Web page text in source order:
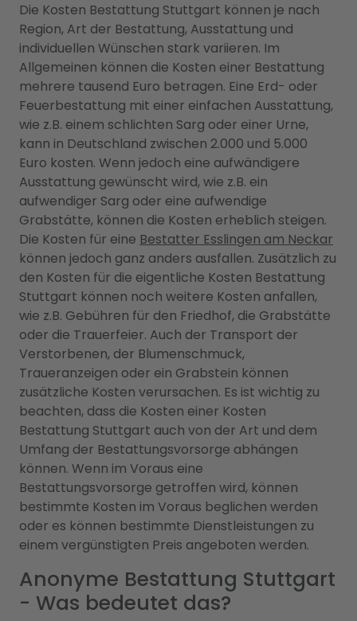
Die Kosten Bestattung Stuttgart können je nach
Region, Art der Bestattung, Ausstattung und
individuellen Wünschen stark variieren. Im
Allgemeinen können die Kosten einer Bestattung
mehrere tausend Euro betragen. Eine Erd- oder
Feuerbestattung mit einer einfachen Ausstattung,
wie z.B. einem schlichten Sarg oder einer Urne,
kann in Deutschland zwischen 2.000 und 5.000
Euro kosten. Wenn jedoch eine aufwändigere
Ausstattung gewünscht wird, wie z.B. ein
aufwendiger Sarg oder eine aufwendige
Grabstätte, können die Kosten erheblich steigen.
Die Kosten für eine Bestatter Esslingen am Neckar
können jedoch ganz anders ausfallen. Zusätzlich zu
den Kosten für die eigentliche Kosten Bestattung
Stuttgart können noch weitere Kosten anfallen,
wie z.B. Gebühren für den Friedhof, die Grabstätte
oder die Trauerfeier. Auch der Transport der
Verstorbenen, der Blumenschmuck,
Traueranzeigen oder ein Grabstein können
zusätzliche Kosten verursachen. Es ist wichtig zu
beachten, dass die Kosten einer Kosten
Bestattung Stuttgart auch von der Art und dem
Umfang der Bestattungsvorsorge abhängen
können. Wenn im Voraus eine
Bestattungsvorsorge getroffen wird, können
bestimmte Kosten im Voraus beglichen werden
oder es können bestimmte Dienstleistungen zu
einem vergünstigten Preis angeboten werden.
Anonyme Bestattung Stuttgart
- Was bedeutet das?